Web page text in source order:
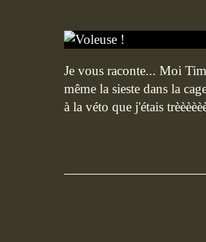
Je vous raconte... Moi
même la sieste dans la
à la véto que j'étais